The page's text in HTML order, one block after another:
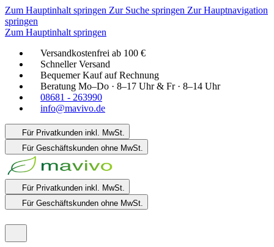
Zum Hauptinhalt springen Zur Suche springen Zur Hauptnavigation
springen
Zum Hauptinhalt springen
Versandkostenfrei ab 100 €
Schneller Versand
Bequemer Kauf auf Rechnung
Beratung Mo–Do · 8–17 Uhr & Fr · 8–14 Uhr
08681 - 263990
info@mavivo.de
Für Privatkunden inkl. MwSt.
Für Geschäftskunden ohne MwSt.
Für Privatkunden inkl. MwSt.
Für Geschäftskunden ohne MwSt.